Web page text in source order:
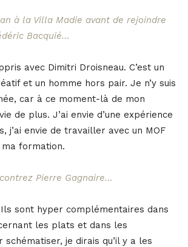
à la Villa Madie avant de rejoindre
Bacquié…
avec Dimitri Droisneau. C’est un
et un homme hors pair. Je n’y suis
car à ce moment-là de mon
de plus. J’ai envie d’une expérience
j’ai envie de travailler avec un MOF
formation.
Pierre Gagnaire…
sont hyper complémentaires dans
les plats et dans les
schématiser, je dirais qu’il y a les